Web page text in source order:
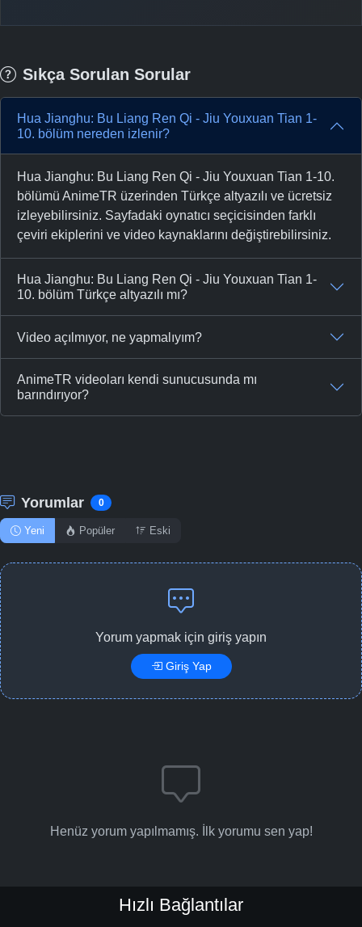
Sıkça Sorulan Sorular
Hua Jianghu: Bu Liang Ren Qi - Jiu Youxuan Tian 1-
10. bölüm nereden izlenir?
Hua Jianghu: Bu Liang Ren Qi - Jiu Youxuan Tian 1-10.
bölümü AnimeTR üzerinden Türkçe altyazılı ve ücretsiz
izleyebilirsiniz. Sayfadaki oynatıcı seçicisinden farklı
çeviri ekiplerini ve video kaynaklarını değiştirebilirsiniz.
Hua Jianghu: Bu Liang Ren Qi - Jiu Youxuan Tian 1-
10. bölüm Türkçe altyazılı mı?
Video açılmıyor, ne yapmalıyım?
AnimeTR videoları kendi sunucusunda mı
barındırıyor?
Yorumlar 0
Yeni Popüler Eski
Yorum yapmak için giriş yapın
Giriş Yap
Henüz yorum yapılmamış. İlk yorumu sen yap!
Hızlı Bağlantılar